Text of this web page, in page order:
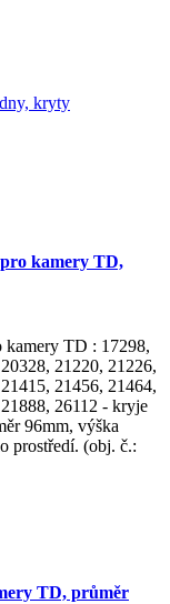
kryty
kamery TD,
kamery TD : 17298,
21220, 21226,
21456, 21464,
26112 - kryje
96mm, výška
prostředí. (obj. č.:
TD, průměr